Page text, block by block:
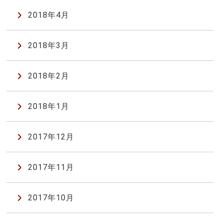
2018年4月
2018年3月
2018年2月
2018年1月
2017年12月
2017年11月
2017年10月